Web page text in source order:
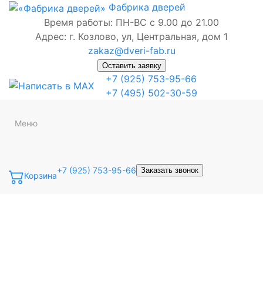
Фабрика дверей
Время работы: ПН-ВС с 9.00 до 21.00
Адрес: г. Козлово, ул, Центральная, дом 1
zakaz@dveri-fab.ru
Оставить заявку
+7 (925) 753-95-66
+7 (495) 502-30-59
Меню
Корзина
+7 (925) 753-95-66 Заказать звонок